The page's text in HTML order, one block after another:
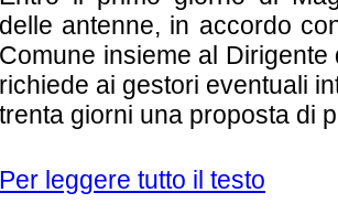
delle antenne, in accordo
Comune insieme al
richiede ai gestori eventuali
trenta giorni una proposta di
Per leggere tutto il testo